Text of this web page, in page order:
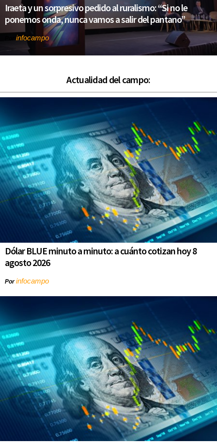
Iraeta y un sorpresivo pedido al ruralismo: “Si no le
ponemos onda, nunca vamos a salir del pantano”
infocampo
Actualidad del campo:
Dólar BLUE minuto a minuto: a cuánto cotizan hoy 8
agosto 2026
Porinfocampo